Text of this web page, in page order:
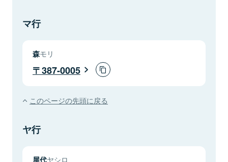
マ行
森モリ
387-0005
このページの先頭に戻る
ヤ行
屋代ヤシロ